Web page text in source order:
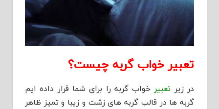
تعبیر خواب گربه چیست؟
در زیر تعبیرخواب گربه را برای شما قرار داده ایم
گربه ها در قالب گربه های زشت و زیبا و تمیز ظاهر